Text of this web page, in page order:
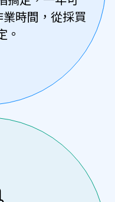
時間，從採買
。